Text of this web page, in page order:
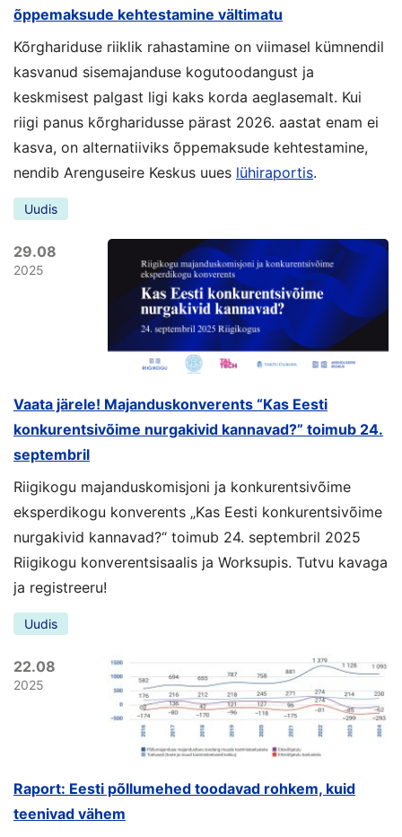
õppemaksude kehtestamine vältimatu
Kõrghariduse riiklik rahastamine on viimasel kümnendil
kasvanud sisemajanduse kogutoodangust ja
keskmisest palgast ligi kaks korda aeglasemalt. Kui
riigi panus kõrgharidusse pärast 2026. aastat enam ei
kasva, on alternatiiviks õppemaksude kehtestamine,
nendib Arenguseire Keskus uues lühiraportis.
Uudis
29.08
2025
Vaata järele! Majanduskonverents “Kas Eesti
konkurentsivõime nurgakivid kannavad?” toimub 24.
septembril
Riigikogu majanduskomisjoni ja konkurentsivõime
eksperdikogu konverents „Kas Eesti konkurentsivõime
nurgakivid kannavad?“ toimub 24. septembril 2025
Riigikogu konverentsisaalis ja Worksupis. Tutvu kavaga
ja registreeru!
Uudis
22.08
2025
Raport: Eesti põllumehed toodavad rohkem, kuid
teenivad vähem